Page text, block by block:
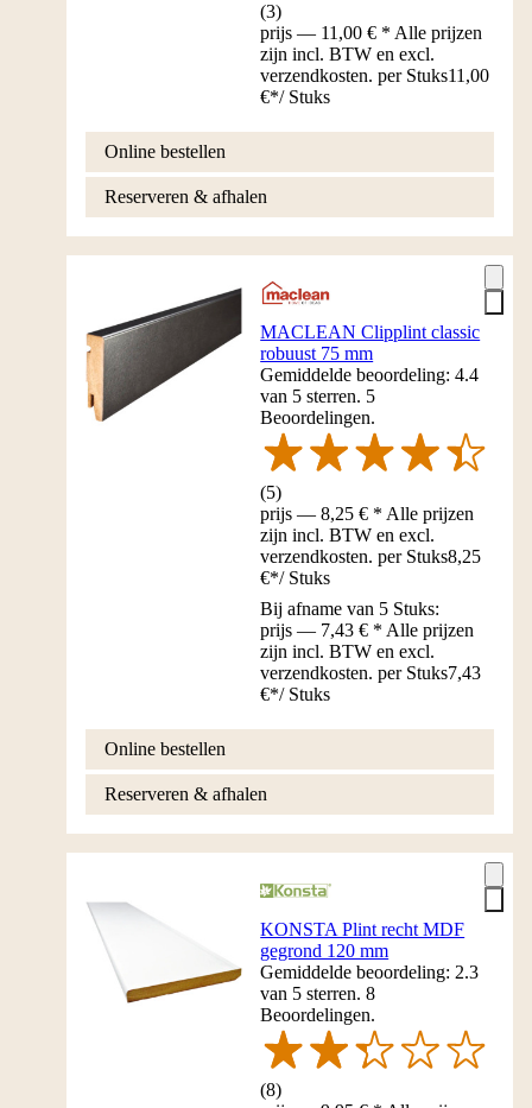
(3)
prijs — 11,00 € * Alle prijzen
zijn incl. BTW en excl.
verzendkosten. per Stuks11,00
€*/ Stuks
Online bestellen
Reserveren & afhalen
MACLEAN Clipplint classic
robuust 75 mm
Gemiddelde beoordeling: 4.4
van 5 sterren. 5
Beoordelingen.
(5)
prijs — 8,25 € * Alle prijzen
zijn incl. BTW en excl.
verzendkosten. per Stuks8,25
€*/ Stuks
Bij afname van 5 Stuks:
prijs — 7,43 € * Alle prijzen
zijn incl. BTW en excl.
verzendkosten. per Stuks7,43
€*/ Stuks
Online bestellen
Reserveren & afhalen
KONSTA Plint recht MDF
gegrond 120 mm
Gemiddelde beoordeling: 2.3
van 5 sterren. 8
Beoordelingen.
(8)